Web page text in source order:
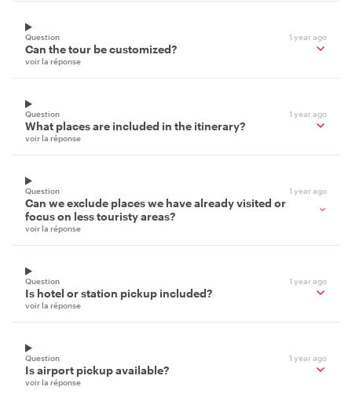
Question 1 year ago
Can the tour be customized?
voir la réponse
Question 1 year ago
What places are included in the itinerary?
voir la réponse
Question 1 year ago
Can we exclude places we have already visited or
focus on less touristy areas?
voir la réponse
Question 1 year ago
Is hotel or station pickup included?
voir la réponse
Question 1 year ago
Is airport pickup available?
voir la réponse